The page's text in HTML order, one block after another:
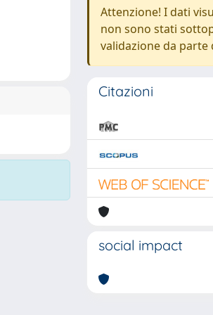
Attenzione! I dati
non sono stati
validazione da parte
Citazioni
social impact